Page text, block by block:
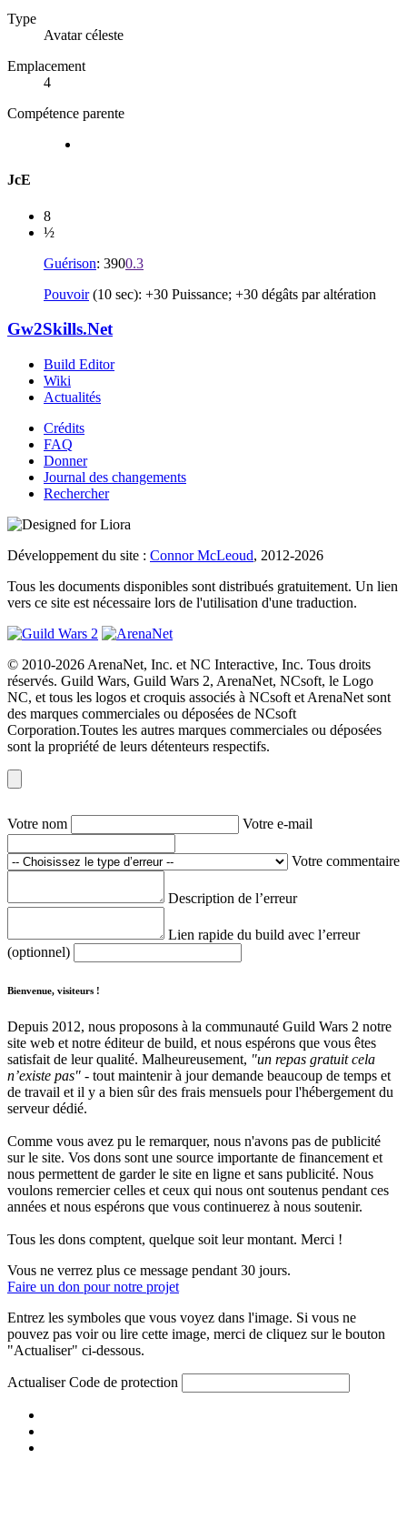
Type
Avatar céleste
Emplacement
4
Compétence parente
JcE
8
½
Guérison: 3900.3
Pouvoir(10 sec): +30 Puissance; +30 dégâts par altération
Gw2Skills.Net
Build Editor
Wiki
Actualités
Crédits
FAQ
Donner
Journal des changements
Rechercher
Développement du site : Connor McLeoud, 2012-2026
Tous les documents disponibles sont distribués gratuitement. Un lien
vers ce site est nécessaire lors de l'utilisation d'une traduction.
© 2010-2026 ArenaNet, Inc. et NC Interactive, Inc. Tous droits
réservés. Guild Wars, Guild Wars 2, ArenaNet, NCsoft, le Logo
NC, et tous les logos et croquis associés à NCsoft et ArenaNet sont
des marques commerciales ou déposées de NCsoft
Corporation.Toutes les autres marques commerciales ou déposées
sont la propriété de leurs détenteurs respectifs.
Votre nom Votre e-mail
Votre commentaire
Description de l’erreur
Lien rapide du build avec l’erreur
(optionnel)
Bienvenue, visiteurs !
Depuis 2012, nous proposons à la communauté Guild Wars 2 notre
site web et notre éditeur de build, et nous espérons que vous êtes
satisfait de leur qualité. Malheureusement, "un repas gratuit cela
n’existe pas" - tout maintenir à jour demande beaucoup de temps et
de travail et il y a bien sûr des frais mensuels pour l'hébergement du
serveur dédié.
Comme vous avez pu le remarquer, nous n'avons pas de publicité
sur le site. Vos dons sont une source importante de financement et
nous permettent de garder le site en ligne et sans publicité. Nous
voulons remercier celles et ceux qui nous ont soutenus pendant ces
années et nous espérons que vous continuerez à nous soutenir.
Tous les dons comptent, quelque soit leur montant. Merci !
Vous ne verrez plus ce message pendant 30 jours.
Faire un don pour notre projet
Entrez les symboles que vous voyez dans l'image. Si vous ne
pouvez pas voir ou lire cette image, merci de cliquez sur le bouton
"Actualiser" ci-dessous.
Actualiser Code de protection